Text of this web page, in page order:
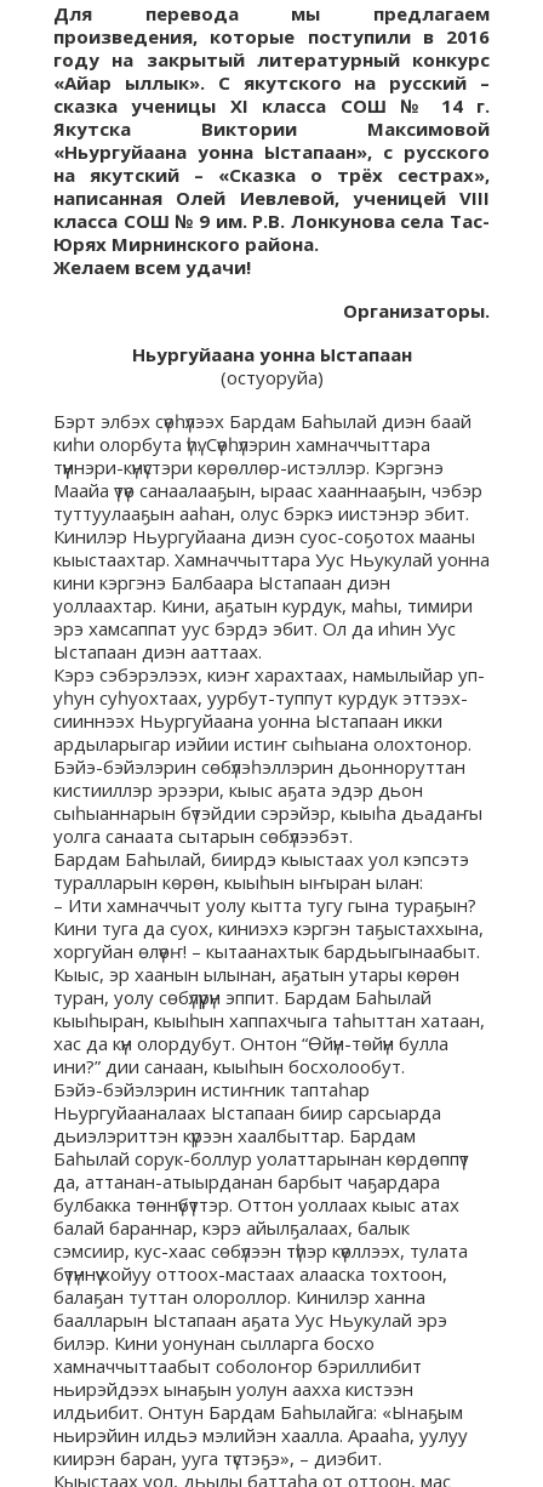
Для перевода мы предлагаем
произведения, которые поступили в 2016
году на закрытый литературный конкурс
«Айар ыллык». С якутского на русский –
сказка ученицы XI класса СОШ № 14 г.
Якутска Виктории Максимовой
«Ньургуйаана уонна Ыстапаан», с русского
на якутский – «Сказка о трёх сестрах»,
написанная Олей Иевлевой, ученицей VIII
класса СОШ № 9 им. Р.В. Лонкунова села Тас-
Юрях Мирнинского района.
Желаем всем удачи!
Организаторы.
Ньургуйаана уонна Ыстапаан
(остуоруйа)
Бэрт элбэх сүөһүлээх Бардам Баһылай диэн баай
киһи олорбута үһү. Сүөһүлэрин хамначчыттара
түүннэри-күнүстэри көрөллөр-истэллэр. Кэргэнэ
Маайа үтүө санаалааҕын, ыраас хааннааҕын, чэбэр
туттуулааҕын ааһан, олус бэркэ иистэнэр эбит.
Кинилэр Ньургуйаана диэн суос-соҕотох мааны
кыыстаахтар. Хамначчыттара Уус Ньукулай уонна
кини кэргэнэ Балбаара Ыстапаан диэн
уоллаахтар. Кини, аҕатын курдук, маһы, тимири
эрэ хамсаппат уус бэрдэ эбит. Ол да иһин Уус
Ыстапаан диэн ааттаах.
Кэрэ сэбэрэлээх, киэҥ харахтаах, намылыйар уп-
уһун суһуохтаах, уурбут-туппут курдук эттээх-
сииннээх Ньургуйаана уонна Ыстапаан икки
ардыларыгар иэйии истиҥ сыһыана олохтонор.
Бэйэ-бэйэлэрин сөбүлэһэллэрин дьонноруттан
кистииллэр эрээри, кыыс аҕата эдэр дьон
сыһыаннарын бүтэйдии сэрэйэр, кыыһа дьадаҥы
уолга санаата сытарын сөбүлээбэт.
Бардам Баһылай, биирдэ кыыстаах уол кэпсэтэ
туралларын көрөн, кыыһын ыҥыран ылан:
– Ити хамначчыт уолу кытта тугу гына тураҕын?
Кини туга да суох, киниэхэ кэргэн таҕыстаххына,
хоргуйан өлүөҥ! – кытаанахтык бардьыгынаабыт.
Кыыс, эр хаанын ылынан, аҕатын утары көрөн
туран, уолу сөбүлүүрүн эппит. Бардам Баһылай
кыыһыран, кыыһын хаппахчыга таһыттан хатаан,
хас да күн олордубут. Онтон “Өйүн-төйүн булла
ини?” дии санаан, кыыһын босхолообут.
Бэйэ-бэйэлэрин истиҥник таптаһар
Ньургуйааналаах Ыстапаан биир сарсыарда
дьиэлэриттэн күрээн хаалбыттар. Бардам
Баһылай сорук-боллур уолаттарынан көрдөппүт
да, аттанан-атыырданан барбыт чаҕардара
булбакка төннүбүттэр. Оттон уоллаах кыыс атах
балай бараннар, кэрэ айылҕалаах, балык
сэмсиир, кус-хаас сөбүлээн түһэр күөллээх, тулата
бүтүннүү хойуу оттоох-мастаах алааска тохтоон,
балаҕан туттан олороллор. Кинилэр ханна
баалларын Ыстапаан аҕата Уус Ньукулай эрэ
билэр. Кини уонунан сылларга босхо
хамначчыттаабыт соболоҥор бэриллибит
ньирэйдээх ынаҕын уолун аахха кистээн
илдьибит. Онтун Бардам Баһылайга: «Ынаҕым
ньирэйин илдьэ мэлийэн хаалла. Арааһа, уулуу
киирэн баран, ууга түстэҕэ», – диэбит.
Кыыстаах уол, дьылы баттаһа от оттоон, мас